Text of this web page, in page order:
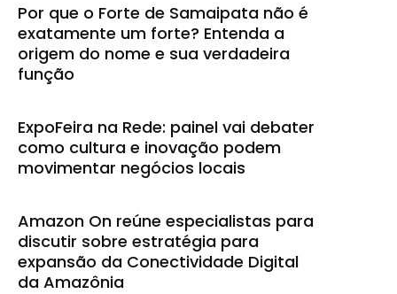
Por que o Forte de Samaipata não é
exatamente um forte? Entenda a
origem do nome e sua verdadeira
função
ExpoFeira na Rede: painel vai debater
como cultura e inovação podem
movimentar negócios locais
Amazon On reúne especialistas para
discutir sobre estratégia para
expansão da Conectividade Digital
da Amazônia